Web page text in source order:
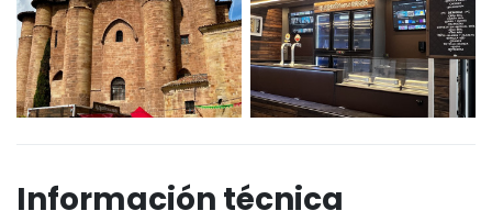
Información técnica